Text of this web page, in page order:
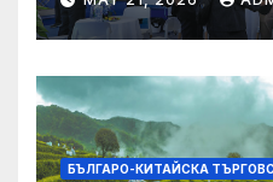
екосистема в
БЪЛГАРО-КИТАЙСКА